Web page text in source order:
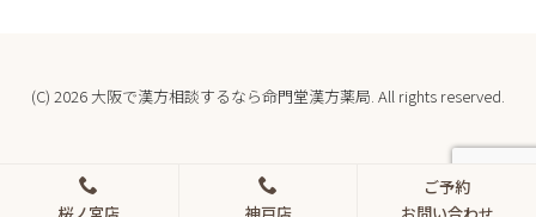
ご予約
(C) 2026 大阪で漢方相談するなら命門堂漢方薬局. All rights reserved.